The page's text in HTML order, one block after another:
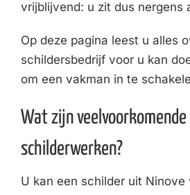
vrijblijvend: u zit dus nergens
Op deze pagina leest u alles
schildersbedrijf voor u kan
om een vakman in te
Wat zijn veelvoorkomende
schilderwerken?
U kan een schilder uit Ninove